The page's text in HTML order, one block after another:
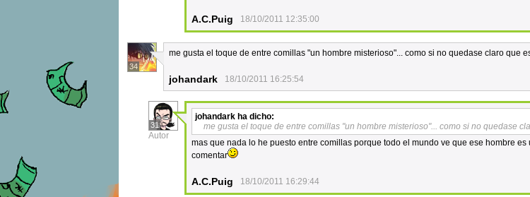
A.C.Puig 18/10/2011 12:35:00
34
me gusta el toque de entre comillas "un hombre misterioso"... como si no quedase claro que
johandark 18/10/2011 16:25:54
31
Autor
johandark ha dicho:
me gusta el toque de entre comillas "un hombre misterioso"... como si no quedase
mas que nada lo he puesto entre comillas porque todo el mundo ve que ese hombre es
comentar
A.C.Puig 18/10/2011 16:29:44